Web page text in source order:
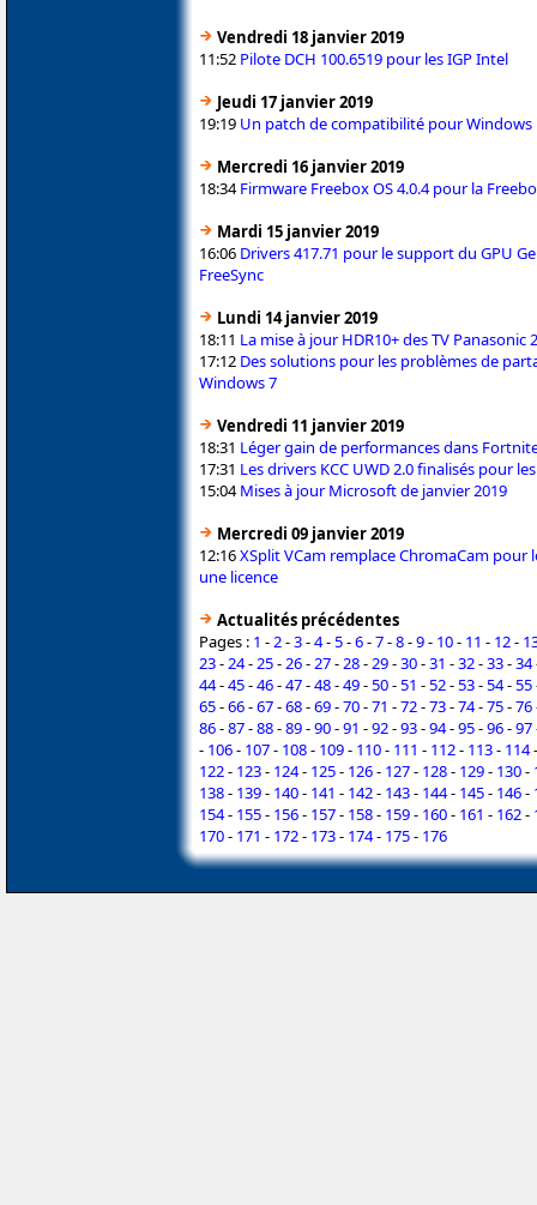
Vendredi 18 janvier 2019
11:52 Pilote DCH 100.6519 pour les IGP Intel
Jeudi 17 janvier 2019
19:19 Un patch de compatibilité pour Windows
Mercredi 16 janvier 2019
18:34Firmware Freebox OS 4.0.4 pour la
Mardi 15 janvier 2019
16:06 Drivers 417.71 pour le support du GPU
FreeSync
Lundi 14 janvier 2019
18:11 La mise à jour HDR10+ des TV Panasonic
17:12 Des solutions pour les problèmes de
Windows 7
Vendredi 11 janvier 2019
18:31 Léger gain de performances dans
17:31 Les drivers KCC UWD 2.0 finalisés pour
15:04Mises à jour Microsoft de janvier 2019
Mercredi 09 janvier 2019
12:16XSplit VCam remplace ChromaCam
une licence
Actualités précédentes
Pages : 1 - 2-3-4-5-6-7-8-9- 10- 11 - 12-
23- 24- 25- 26- 27- 28- 29-30-31 -32-33-34
44-45-46-47-48-49-50-51 -52-53-54-55
65-66-67-68-69-70-71 -72-73-74-75-76
86-87-88-89-90-91 -92-93-94-95-96-97
- 106- 107- 108- 109- 110- 111 - 112- 113- 114
122- 123- 124- 125- 126- 127- 128- 129- 130-
138- 139- 140- 141 - 142- 143- 144- 145- 146-
154- 155- 156- 157- 158- 159- 160- 161 - 162-
170- 171 - 172- 173- 174- 175- 176